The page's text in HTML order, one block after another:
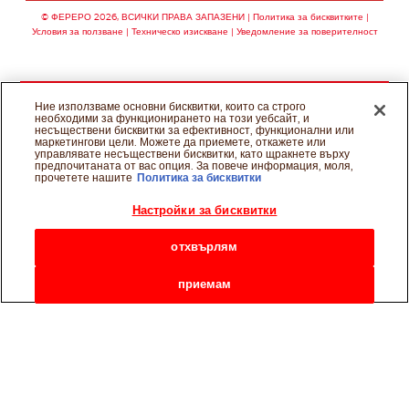
© ФЕРЕРО 2026, ВСИЧКИ ПРАВА ЗАПАЗЕНИ
Политика за бисквитките
Условия за ползване
Техническо изискване Уведомление за поверителност
Ние използваме основни бисквитки, които са строго
необходими за функционирането на този уебсайт, и
несъществени бисквитки за ефективност, функционални или
маркетингови цели. Можете да приемете, откажете или
управлявате несъществени бисквитки, като щракнете върху
предпочитаната от вас опция. За повече информация, моля,
прочетете нашите
Политика за бисквитки
Настройки за бисквитки
отхвърлям
приемам